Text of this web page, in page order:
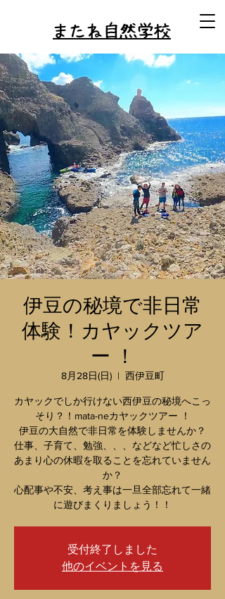
またね自然学校
伊豆の秘境で非日常
体験！カヤックツア
ー ！
8月28日(日)
  |
西伊豆町
カヤックでしか行けない西伊豆の秘境へこっ
そり？！mata-neカヤックツアー ！
伊豆の大自然で非日常を体験しませんか？
仕事、子育て、勉強、、、などなど忙しさの
あまり心の休暇を取ることを忘れていません
か？
心配事や不安、考え事は一旦全部忘れて一緒
に遊びまくりましょう！！
受付終了しました
他のイベントを見る